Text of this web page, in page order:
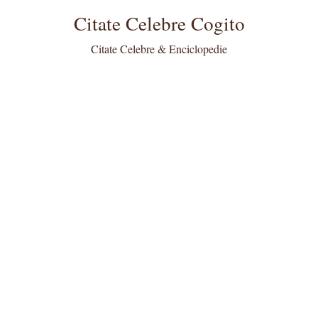
Citate Celebre Cogito
Citate Celebre & Enciclopedie